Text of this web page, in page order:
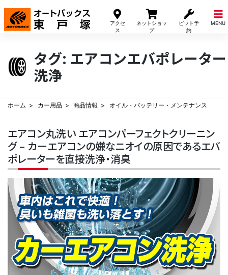
アクセ
ス
ネットショッ
プ
ピット予
約
MENU
Skip
content
タグ: エアコンエバポレーター
洗浄
ホーム カー用品 商品情報 オイル・バッテリー・メンテナンス
エアコン丸洗い エアコンパーフェクトクリーニン
グ – カーエアコンの嫌なニオイの原因であるエバ
ポレーターを直接洗浄・消臭